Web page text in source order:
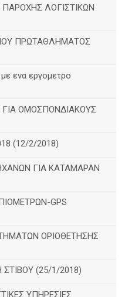
ΛΟΓΙΣΤΙΚΩΝ
ΠΡΩΤΑΘΛΗΜΑΤΟΣ
ενα εργομετρο
ΟΜΟΣΠΟΝΔΙΑΚΟΥΣ
(12/2/2018)
ΓΙΑ ΚΑΤΑΜΑΡΑΝ
GPS
ΟΡΙΟΘΕΤΗΣΗΣ
(25/1/2018)
ΥΠΗΡΕΣΙΕΣ